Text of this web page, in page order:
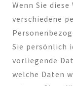
Wenn Sie
verschiedene
Sie persönlich
vorliegende
welche Daten